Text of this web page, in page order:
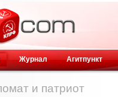
Журнал Агитпункт
и патриот